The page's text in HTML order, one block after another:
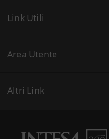
Link Utili
Area Utente
Altri Link